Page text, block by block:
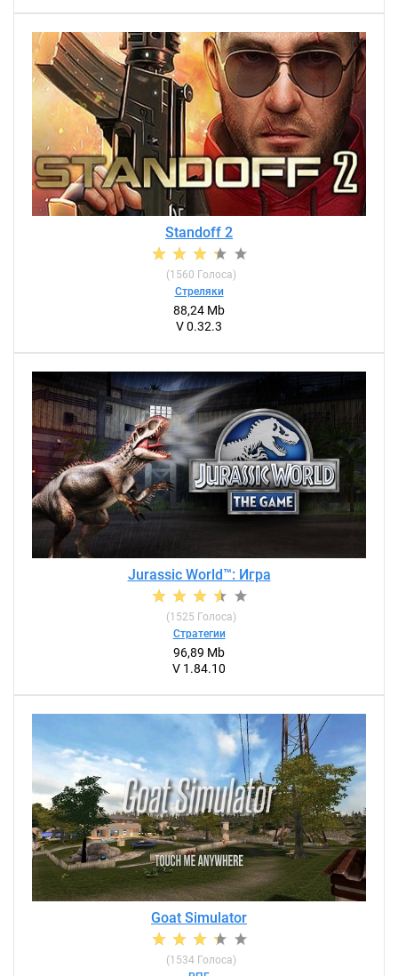
Standoff 2
(1560 Голоса)
Стреляки
88,24 Mb
V 0.32.3
Jurassic World™: Игра
(1525 Голоса)
Стратегии
96,89 Mb
V 1.84.10
Goat Simulator
(1534Голоса)